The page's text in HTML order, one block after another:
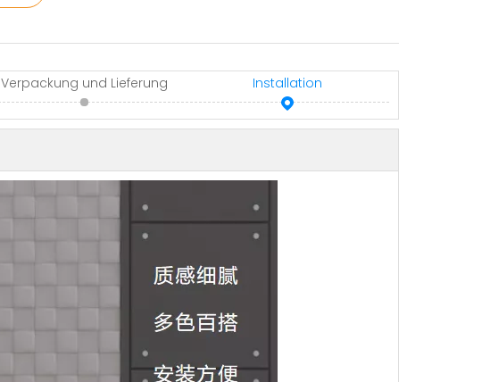
Verpackung und Lieferung Installation